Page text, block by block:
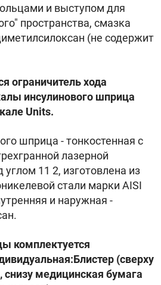
и выступом для
пространства, смазка
(не содержит
ограничитель хода
инсулинового шприца
Units.
шприца - тонкостенная с
лазерной
углом 11 2, изготовлена из
стали марки AISI
и наружная -
комплектуется
(сверху
снизу медицинская бумага